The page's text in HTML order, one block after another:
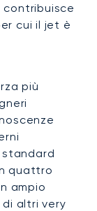
contribuisce
cui il jet è
più
quattro
ampio
altri very